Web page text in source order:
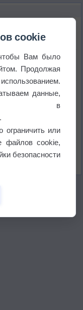
волны тепла
на ареал обитания
cookie
Вам было
Продолжая
данные,
в
ограничить или
файлов cookie,
безопасности